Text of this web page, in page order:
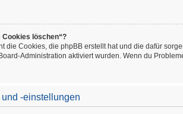
Cookies löschen“?
die Cookies, die phpBB erstellt hat und die dafür
Administration aktiviert wurden. Wenn du
-einstellungen